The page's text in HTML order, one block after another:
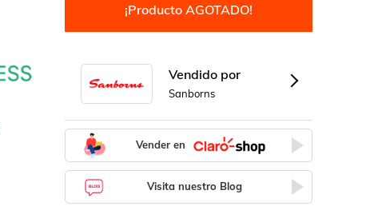
¡Producto AGOTADO!
Vendido por
Sanborns
Vender en
Visita nuestro Blog